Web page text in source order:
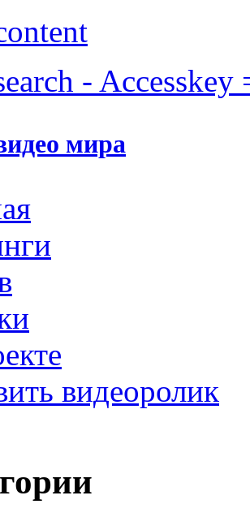
- Accesskey
мира
видеоролик